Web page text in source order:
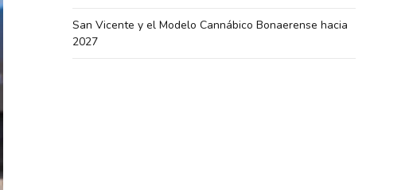
San Vicente y el Modelo Cannábico Bonaerense hacia
2027